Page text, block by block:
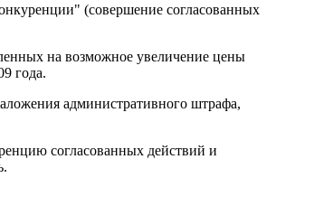
(совершение согласованных
на возможное увеличение цены
года.
административного штрафа,
согласованных действий и